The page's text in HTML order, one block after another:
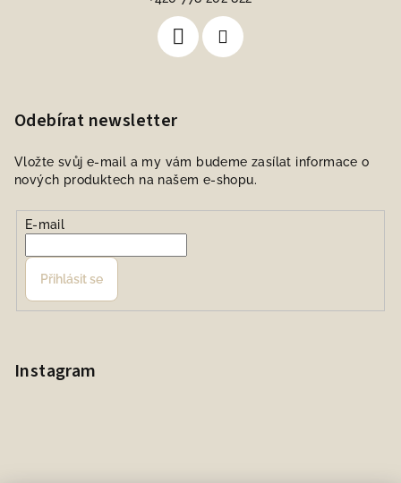
Odebírat newsletter
Vložte svůj e-mail a my vám budeme zasílat informace o
nových produktech na našem e-shopu.
E-mail
Přihlásit se
Instagram